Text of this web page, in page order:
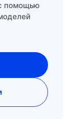
помощью